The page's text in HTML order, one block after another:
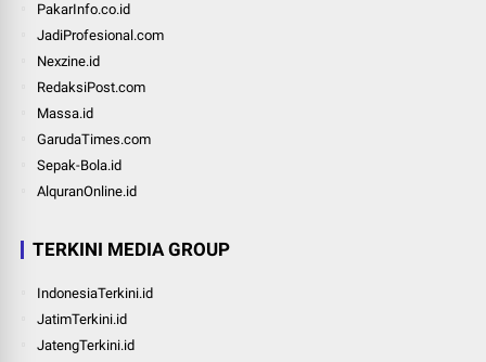
PakarInfo.co.id
JadiProfesional.com
Nexzine.id
RedaksiPost.com
Massa.id
GarudaTimes.com
Sepak-Bola.id
AlquranOnline.id
TERKINI MEDIA GROUP
IndonesiaTerkini.id
JatimTerkini.id
JatengTerkini.id